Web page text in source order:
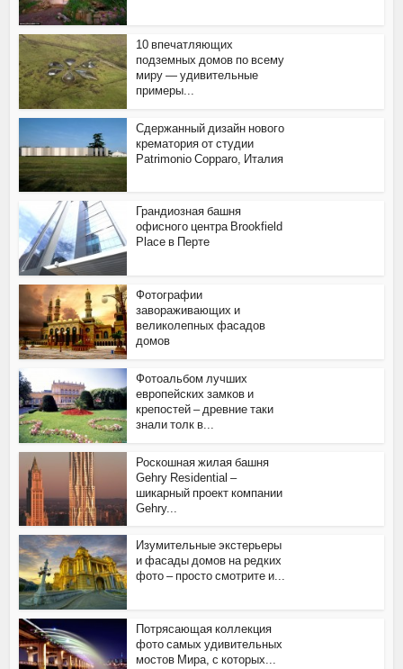
10 впечатляющих
подземных домов по всему
миру — удивительные
примеры...
Сдержанный дизайн нового
крематория от студии
Patrimonio Copparo, Италия
Грандиозная башня
офисного центра Brookfield
Place в Перте
Фотографии
завораживающих и
великолепных фасадов
домов
Фотоальбом лучших
европейских замков и
крепостей – древние таки
знали толк в...
Роскошная жилая башня
Gehry Residential –
шикарный проект компании
Gehry...
Изумительные экстерьеры
и фасады домов на редких
фото – просто смотрите и...
Потрясающая коллекция
фото самых удивительных
мостов Мира, с которых...